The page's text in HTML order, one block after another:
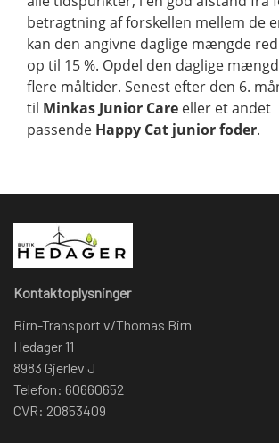
betragtning af forskellen mellem de
kan den angivne daglige mængde
op til 15 %. Opdel den daglige
flere måltider. Senest efter den 6.
til Minkas Junior Care eller et andet
passende Happy Cat junior foder.
Kontaktoplysninger
Birn-Transport v/Thomas Birn
Hedager 11
8983 Gjerlev J
Telefon: 60660652
CVR: 20853409